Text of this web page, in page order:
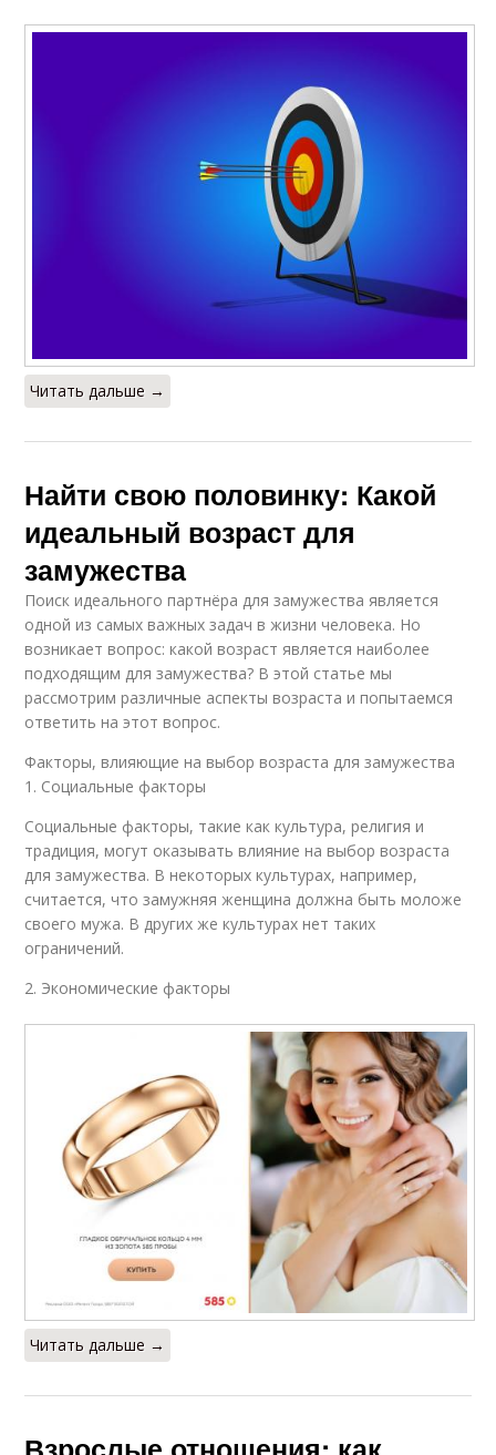
Читать дальше →
Найти свою половинку: Какой
идеальный возраст для
замужества
Поиск идеального партнёра для замужества является
одной из самых важных задач в жизни человека. Но
возникает вопрос: какой возраст является наиболее
подходящим для замужества? В этой статье мы
рассмотрим различные аспекты возраста и попытаемся
ответить на этот вопрос.
Факторы, влияющие на выбор возраста для замужества
1. Социальные факторы
Социальные факторы, такие как культура, религия и
традиция, могут оказывать влияние на выбор возраста
для замужества. В некоторых культурах, например,
считается, что замужняя женщина должна быть моложе
своего мужа. В других же культурах нет таких
ограничений.
2. Экономические факторы
Читать дальше →